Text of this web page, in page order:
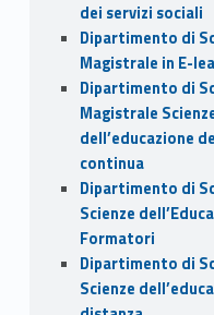
dei servizi sociali
Dipartimento di
Magistrale in E-
Dipartimento di
Magistrale
dell’educazione
continua
Dipartimento di
Scienze
Formatori
Dipartimento di
Scienze